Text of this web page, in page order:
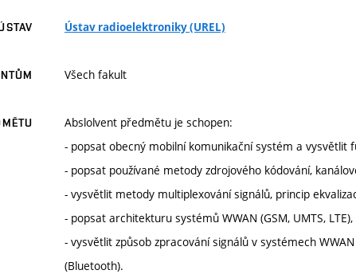
Ústav radioelektroniky (UREL)
Všech fakult
Abslolvent předmětu je schopen:
- popsat obecný mobilní komunikační systém a vysvětlit
- popsat používané metody zdrojového kódování,
- vysvětlit metody multiplexování signálů, princip
- popsat architekturu systémů WWAN (GSM, UMTS,
- vysvětlit způsob zpracování signálů v systémech WWAN
(Bluetooth).